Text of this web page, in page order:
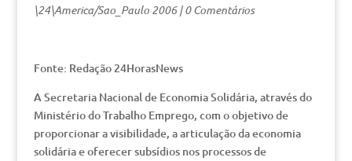
\24\America/Sao_Paulo 2006|0 Comentários
Fonte: Redação 24HorasNews
A Secretaria Nacional de Economia Solidária, através do
Ministério do Trabalho Emprego, com o objetivo de
proporcionar a visibilidade, a articulação da economia
solidária e oferecer subsídios nos processos de